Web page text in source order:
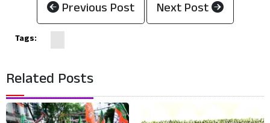
Previous Post Next Post
Tags:
Related Posts